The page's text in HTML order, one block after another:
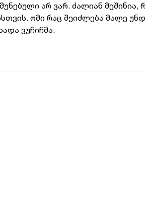
არ ვარ. ძალიან მეშინია,
ომი რაც შეიძლება მალე
ვუჩიჩმა.